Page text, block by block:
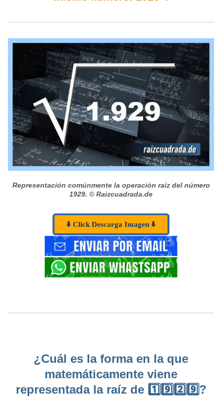
Representación comúnmente la operación raíz del número
1929. © Raizcuadrada.de
⬇️ Click Descarga Imagen ⬇️
¿Cuál es la forma en la que
matemáticamente viene
representada la raíz de 1️⃣9️⃣2️⃣9️⃣?